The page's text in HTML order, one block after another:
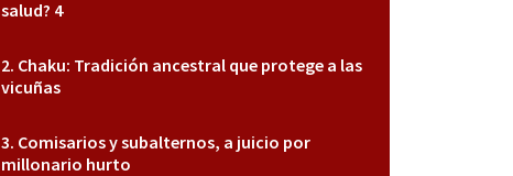
salud? 4
Chaku: Tradición ancestral que protege a las
vicuñas
Comisarios y subalternos, a juicio por
millonario hurto